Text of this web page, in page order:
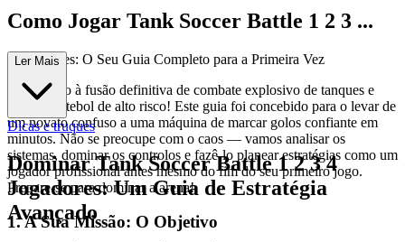
Como Jogar Tank Soccer Battle 1 2 3 ...
4 Jogadores: O Seu Guia Completo para a Primeira Vez
Bem-vindo à fusão definitiva de combate explosivo de tanques e
ação de futebol de alto risco! Este guia foi concebido para o levar de
um novato confuso a uma máquina de marcar golos confiante em
minutos. Não se preocupe com o caos — vamos analisar os
sistemas, dominar os controlos e fazê-lo planear estratégias como um
jogador profissional antes mesmo do fim do seu primeiro jogo.
Prepare-se para dominar a arena!
1. A Sua Missão: O Objetivo
Ler Mais
Dicas e truques
Dominar Tank Soccer Battle 1 2 3 4
Jogadores: Um Guia de Estratégia
Avançado